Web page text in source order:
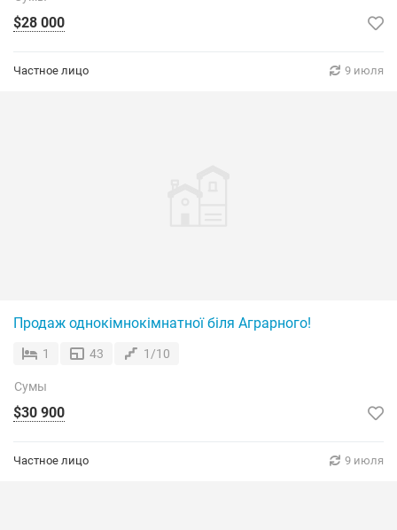
$28 000
Частное лицо 9 июля
Продаж однокімнокімнатної біля Аграрного!
1 43 1/10
Сумы
$30 900
Частное лицо 9 июля